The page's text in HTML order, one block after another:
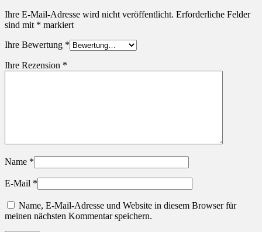
Ihre E-Mail-Adresse wird nicht veröffentlicht. Erforderliche Felder
sind mit * markiert
Ihre Bewertung *
Ihre Rezension *
Name *
E-Mail *
Name, E-Mail-Adresse und Website in diesem Browser für
meinen nächsten Kommentar speichern.